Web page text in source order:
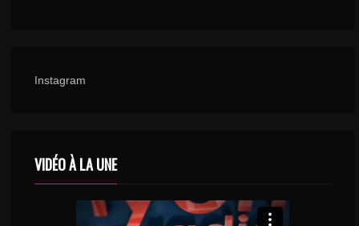
Instagram
VIDÉO À LA UNE